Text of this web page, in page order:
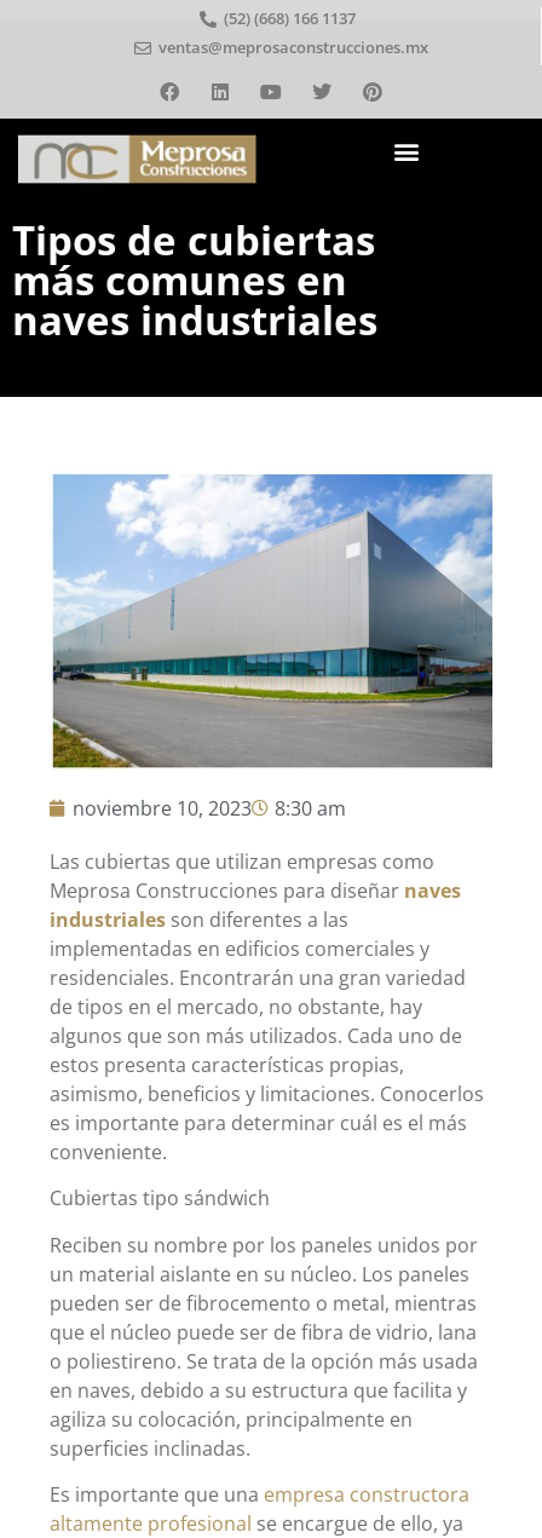
(52) (668) 166 1137
ventas@meprosaconstrucciones.mx
Tipos de cubiertas
más comunes en
naves industriales
noviembre 10, 2023
8:30 am
Las cubiertas que utilizan empresas como
Meprosa Construcciones para diseñar naves
industriales son diferentes a las
implementadas en edificios comerciales y
residenciales. Encontrarán una gran variedad
de tipos en el mercado, no obstante, hay
algunos que son más utilizados. Cada uno de
estos presenta características propias,
asimismo, beneficios y limitaciones. Conocerlos
es importante para determinar cuál es el más
conveniente.
Cubiertas tipo sándwich
Reciben su nombre por los paneles unidos por
un material aislante en su núcleo. Los paneles
pueden ser de fibrocemento o metal, mientras
que el núcleo puede ser de fibra de vidrio, lana
o poliestireno. Se trata de la opción más usada
en naves, debido a su estructura que facilita y
agiliza su colocación, principalmente en
superficies inclinadas.
Es importante que una empresa constructora
altamente profesional se encargue de ello, ya